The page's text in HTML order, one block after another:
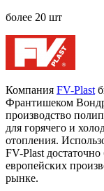
более 20 шт
Компания FV-Plast
Франтишеком
производство
для горячего и
отопления.
FV-Plast
европейских
рынке.